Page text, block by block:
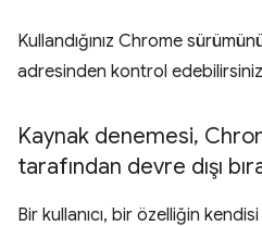
Kullandığınız Chrome
adresinden kontrol
Kaynak denemesi,
tarafından devre dışı
Bir kullanıcı, bir özelliğin